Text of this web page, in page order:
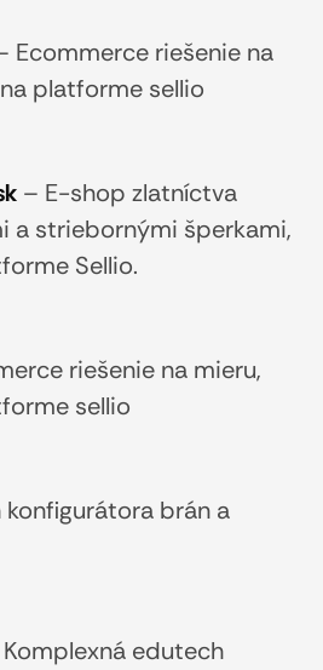
Ecommerce riešenie na
platforme sellio
– E-shop zlatníctva
a striebornými šperkami,
Sellio.
riešenie na mieru,
sellio
konfigurátora brán a
Komplexná edutech